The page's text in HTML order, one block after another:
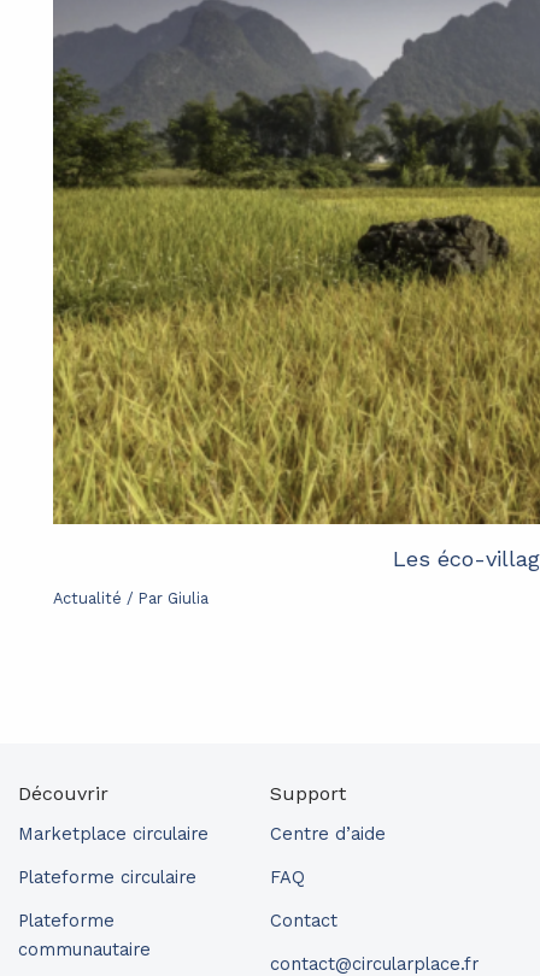
Les éco-
Actualité / Par Giulia
Découvrir
Marketplace circulaire
Plateforme circulaire
Plateforme
communautaire
Support
Centre d’aide
FAQ
Contact
contact@circularplace.fr